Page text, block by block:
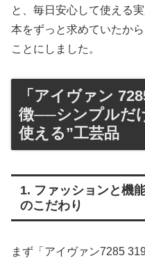
と、毎日安心して使える
本をずっと求めていたか
ことにしました。
「アイヴァン
徴──シンプルだ
使える”工芸品
1. ファッションと機
のこだわり
まず「アイヴァン7285